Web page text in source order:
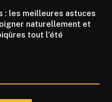
: les meilleures astuces
naturellement et
tout l’été